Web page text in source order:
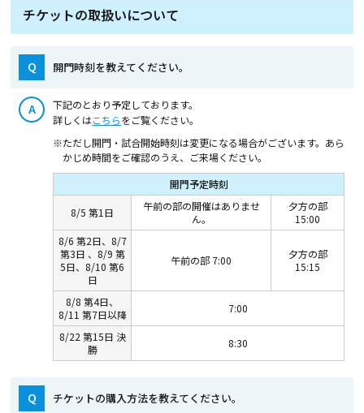
チケットの取扱いについて
Q 開門時刻を教えてください。
A
下記のとおり予定しております。
詳しくはこちらをご覧ください。
※ただし開門・試合開始時刻は変更になる場合がございます。あら
かじめ時間をご確認のうえ、ご来場ください。
開門予定時刻
8/5 第1日
午前の部の開催はありませ
ん。
夕方の部
15:00
8/6 第2日、8/7
第3日 、8/9 第
5日、8/10 第6
日
午前の部 7:00
夕方の部
15:15
8/8 第4日、
8/11 第7日以降
7:00
8/22 第15日 決
勝
8:30
Q チケットの購入方法を教えてください。